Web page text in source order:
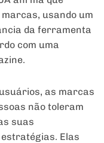
usando um
da ferramenta
com uma
as marcas
não toleram
suas
Elas